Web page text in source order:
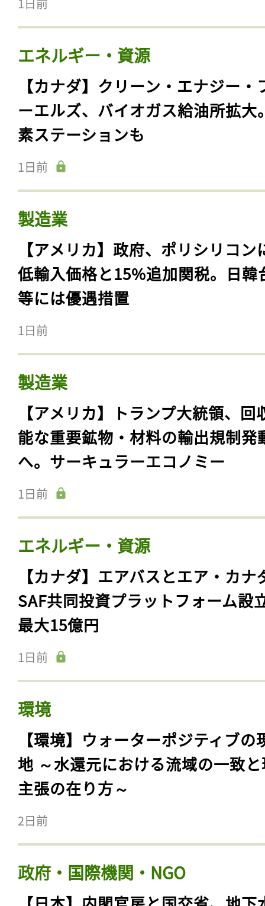
エネルギー・資源
【カナダ】クリーン・エナジー・
ーエルズ、バイオガス給油所拡大
素ステーションも
1日前
製造業
【アメリカ】政府、ポリシリコン
低輸入価格と15%追加関税。日韓
等には優遇措置
1日前
製造業
【アメリカ】トランプ大統領、回
能な重要鉱物・材料の輸出規制発
へ。サーキュラーエコノミー
1日前
エネルギー・資源
【カナダ】エアバスとエア・カナ
SAF共同投資プラットフォーム設
最大15億円
1日前
環境
【環境】ウォーターポジティブの
地 ～水還元における流域の一致
主張の在り方～
2日前
政府・国際機関・NGO